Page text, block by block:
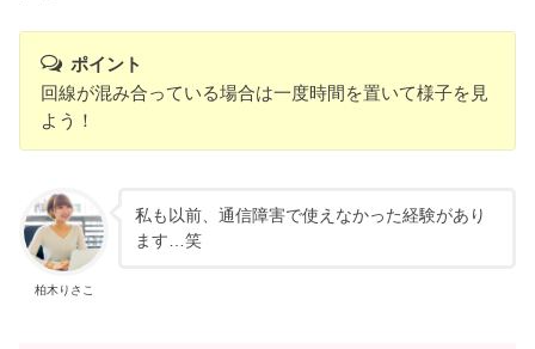
ポイント
回線が混み合っている場合は一度時間を置いて様子を見
よう！
柏木りさこ
私も以前、通信障害で使えなかった経験があり
ます…笑